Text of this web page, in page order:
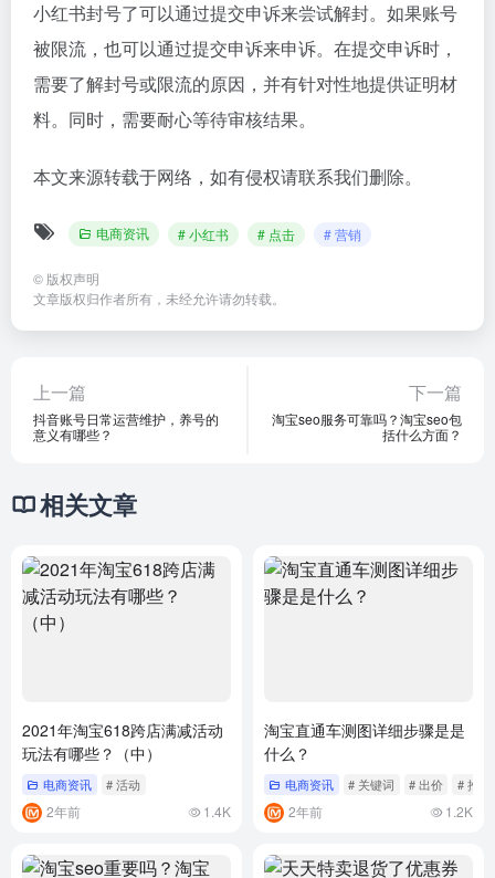
小红书封号了可以通过提交申诉来尝试解封。如果账号
被限流，也可以通过提交申诉来申诉。在提交申诉时，
需要了解封号或限流的原因，并有针对性地提供证明材
料。同时，需要耐心等待审核结果。
本文来源转载于网络，如有侵权请联系我们删除。
电商资讯 # 小红书 # 点击 # 营销
© 版权声明
文章版权归作者所有，未经允许请勿转载。
上一篇
抖音账号日常运营维护，养号的
意义有哪些？
下一篇
淘宝seo服务可靠吗？淘宝seo包
括什么方面？
相关文章
2021年淘宝618跨店满减活动
玩法有哪些？（中）
电商资讯 # 活动
2年前 1.4K
淘宝直通车测图详细步骤是是
什么？
电商资讯 # 关键词 # 出价 # 推广
2年前 1.2K